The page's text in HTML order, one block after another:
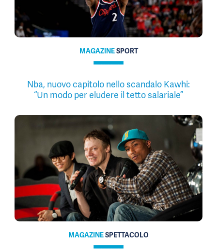
MAGAZINESPORT
Nba, nuovo capitolo nello scandalo Kawhi:
“Un modo per eludere il tetto salariale”
MAGAZINESPETTACOLO